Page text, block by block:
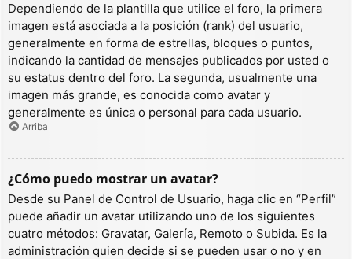
Dependiendo de la plantilla que utilice el foro, la primera
imagen está asociada a la posición (rank) del usuario,
generalmente en forma de estrellas, bloques o puntos,
indicando la cantidad de mensajes publicados por usted o
su estatus dentro del foro. La segunda, usualmente una
imagen más grande, es conocida como avatar y
generalmente es única o personal para cada usuario.
Arriba
¿Cómo puedo mostrar un avatar?
Desde su Panel de Control de Usuario, haga clic en “Perfil”
puede añadir un avatar utilizando uno de los siguientes
cuatro métodos: Gravatar, Galería, Remoto o Subida. Es la
administración quien decide si se pueden usar o no y en